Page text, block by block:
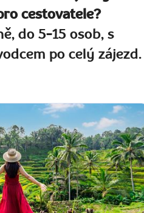
cestovatele?
do 5-15 osob, s
po celý zájezd.